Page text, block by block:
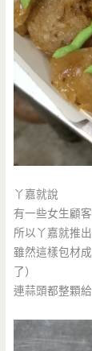
丫嘉就說
有一些女生顧
所以丫嘉就推
雖然這樣包材
了）
連蒜頭都整顆